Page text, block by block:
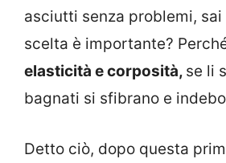
asciutti senza problemi,
scelta è importante?
elasticità e corposità, se li
bagnati si sfibrano e
Detto ciò, dopo questa